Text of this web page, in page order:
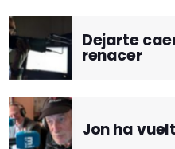
Dejarte
renacer
Jon ha